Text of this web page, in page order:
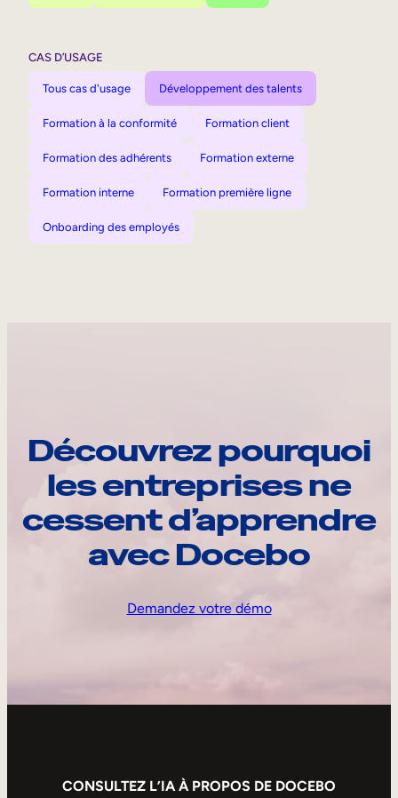
CAS D’USAGE
Tous cas d'usage Développement des talents
Formation à la conformité Formation client
Formation des adhérents Formation externe
Formation interne Formation première ligne
Onboarding des employés
Découvrez pourquoi
les entreprises ne
cessent d’apprendre
avec Docebo
Demandez votre démo
CONSULTEZ L’IA À PROPOS DE DOCEBO